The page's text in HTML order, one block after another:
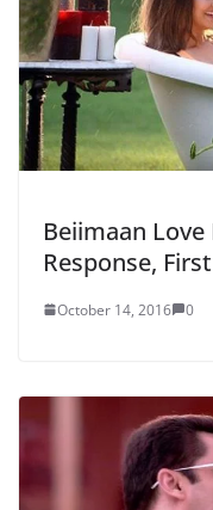
Beiimaan
Response,
October 14, 2016 0